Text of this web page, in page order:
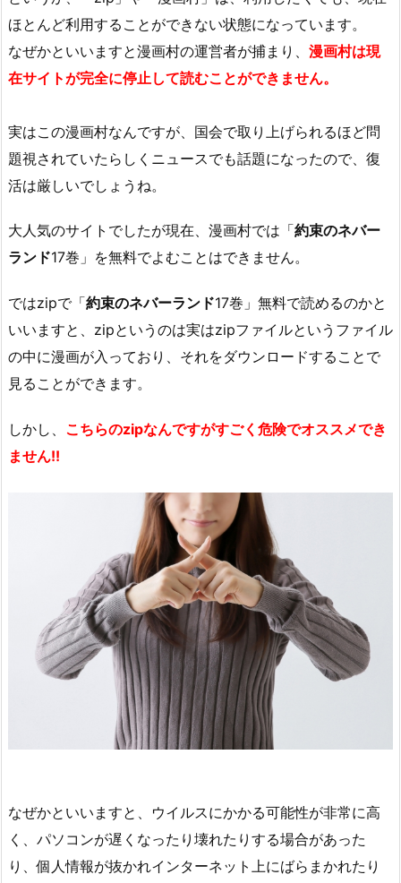
ほとんど利用することができない状態になっています。
なぜかといいますと漫画村の運営者が捕まり、 漫画村は現
在サイトが完全に停止して読むことができません。
実はこの漫画村なんですが、国会で取り上げられるほど問
題視されていたらしくニュースでも話題になったので、復
活は厳しいでしょうね。
大人気のサイトでしたが現在、漫画村では「約束のネバー
ランド17巻」を無料でよむことはできません。
ではzipで「約束のネバーランド17巻」無料で読めるのかと
いいますと、zipというのは実はzipファイルというファイル
の中に漫画が入っており、それをダウンロードすることで
見ることができます。
しかし、 こちらのzipなんですがすごく危険でオススメでき
ません!!
なぜかといいますと、ウイルスにかかる可能性が非常に高
く、パソコンが遅くなったり壊れたりする場合があった
り、個人情報が抜かれインターネット上にばらまかれたり